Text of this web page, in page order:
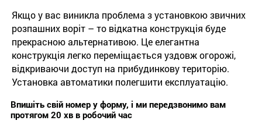
Якщо у вас виникла проблема з установкою звичних
розпашних воріт – то відкатна конструкція буде
прекрасною альтернативою. Це елегантна
конструкція легко переміщається уздовж огорожі,
відкриваючи доступ на прибудинкову територію.
Установка автоматики полегшити експлуатацію.
Впишіть свій номер у форму, і ми передзвонимо вам
протягом 20 хв в робочий час